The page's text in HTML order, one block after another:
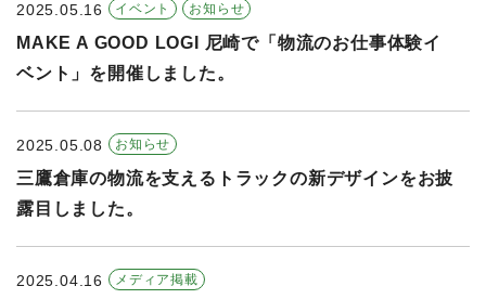
2025.05.16 イベント お知らせ
MAKE A GOOD LOGI 尼崎で「物流のお仕事体験イ
ベント」を開催しました。
2025.05.08 お知らせ
三鷹倉庫の物流を支えるトラックの新デザインをお披
露目しました。
2025.04.16 メディア掲載